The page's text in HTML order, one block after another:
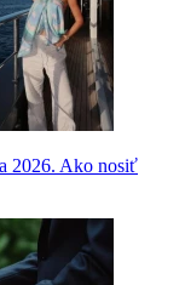
2026. Ako nosiť